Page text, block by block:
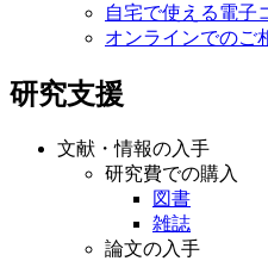
自宅で使える電子
オンラインでのご
研究支援
文献・情報の入手
研究費での購入
図書
雑誌
論文の入手